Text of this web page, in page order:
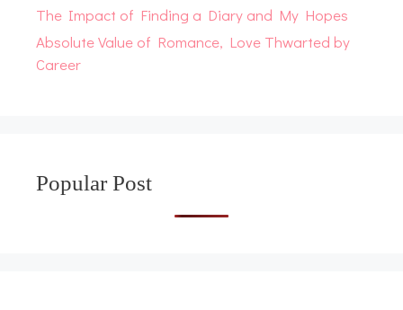
The Impact of Finding a Diary and My Hopes
Absolute Value of Romance, Love Thwarted by
Career
Popular Post